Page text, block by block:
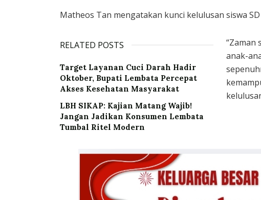
Matheos Tan mengatakan kunci kelulusan siswa
RELATED POSTS
Target Layanan Cuci Darah Hadir
Oktober, Bupati Lembata Percepat
Akses Kesehatan Masyarakat
LBH SIKAP: Kajian Matang Wajib!
Jangan Jadikan Konsumen Lembata
Tumbal Ritel Modern
“Zaman
anak-